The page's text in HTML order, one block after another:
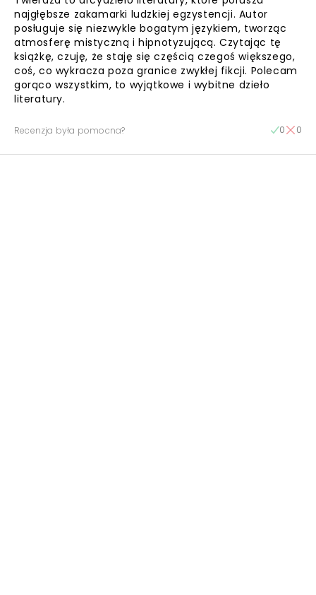
najgłębsze zakamarki ludzkiej egzystencji. Autor
posługuje się niezwykle bogatym językiem, tworząc
atmosferę mistyczną i hipnotyzującą. Czytając tę
książkę, czuję, że staję się częścią czegoś większego,
coś, co wykracza poza granice zwykłej fikcji. Polecam
gorąco wszystkim, to wyjątkowe i wybitne dzieło
literatury.
Recenzja była pomocna? 0 0